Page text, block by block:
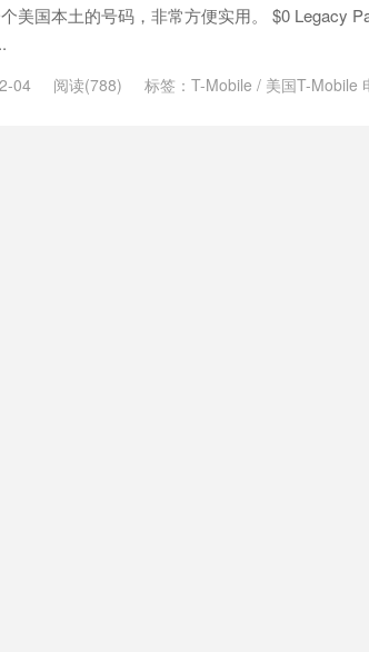
美国本土的号码，非常方便实用。 $0 Legacy
04 阅读(788) 标签： T-Mobile / 美国T-Mobile